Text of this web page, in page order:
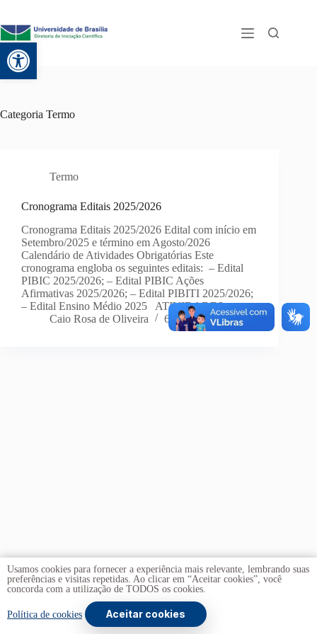
Abrir a barra de ferramentas
Categoria Termo
Termo
Cronograma Editais 2025/2026
Cronograma Editais 2025/2026 Edital com início em
Setembro/2025 e término em Agosto/2026
Calendário de Atividades Obrigatórias Este
cronograma engloba os seguintes editais: – Edital
PIBIC 2025/2026; – Edital PIBIC Ações
Afirmativas 2025/2026; – Edital PIBITI 2025/2026;
– Edital Ensino Médio 2025 ATIVIDADES…
Caio Rosa de Oliveira
6 de janeiro de 2026
Copyright © 2026 - Universidade de Brasília
. Todos os
Usamos cookies para fornecer a experiência mais relevante, lembrando suas
preferências e visitas repetidas. Ao clicar em “Aceitar cookies”, você
concorda com a utilização de TODOS os cookies.
Política de cookies Aceitar cookies